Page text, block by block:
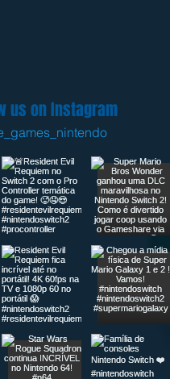
us on Instagram